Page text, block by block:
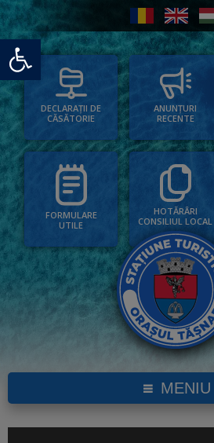
Deschide bara de unelte
DECLARAȚII DE
CĂSĂTORIE
ANUNȚURI
RECENTE
FORMULARE
UTILE
HOTĂRÂRI
CONSILIUL LOCAL
MENIU